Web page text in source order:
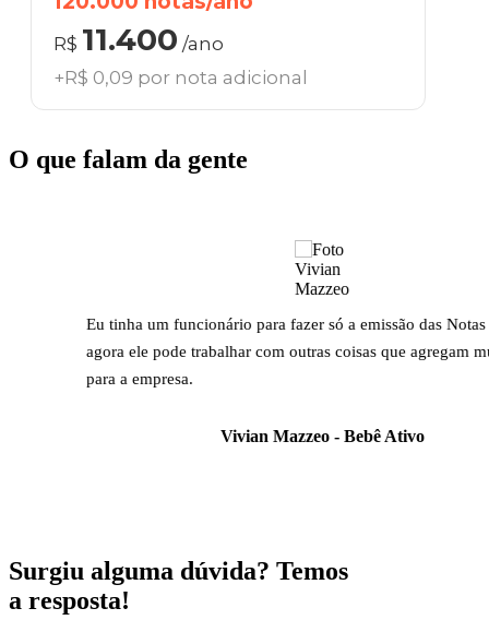
R$ 11.400 /ano
+R$ 0,09 por nota adicional
O que falam da gente
funcionário para fazer só a emissão das Notas Fiscais, e
trabalhar com outras coisas que agregam muito mais
Vivian Mazzeo - Bebê Ativo
Surgiu alguma dúvida? Temos
a resposta!